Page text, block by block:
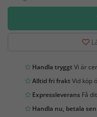
Handla tryggtVi är
Alltid fri fraktVid köp
Expressleverans Få
Handla nu, betala sen